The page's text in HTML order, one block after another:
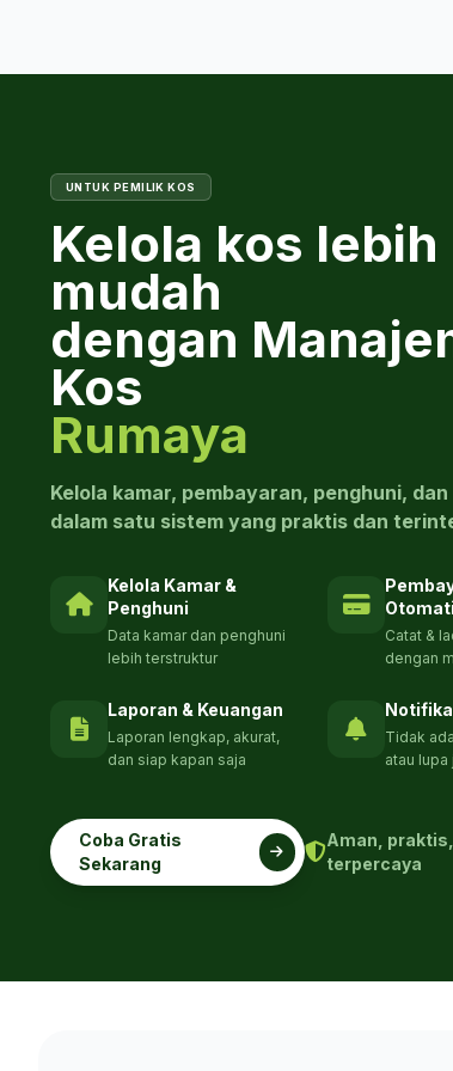
UNTUK PEMILIK KOS
Kelola kos lebih
mudah
dengan
Kos
Rumaya
Kelola kamar, pembayaran, penghuni,
dalam satu sistem yang praktis dan
Kelola Kamar &
Penghuni
Data kamar dan penghuni
lebih terstruktur
Catat &
dengan
Laporan & Keuangan
Laporan lengkap, akurat,
dan siap kapan saja
Tidak
atau
Coba Gratis
Sekarang
Aman,
terpercaya